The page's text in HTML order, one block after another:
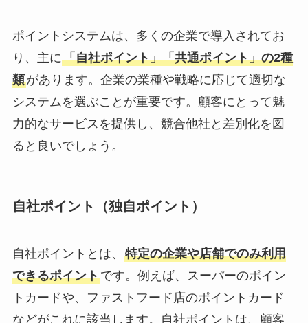
ポイントシステムは、多くの企業で導入されてお
り、主に「自社ポイント」「共通ポイント」の2種
類があります。企業の業種や戦略に応じて適切な
システムを選ぶことが重要です。顧客にとって魅
力的なサービスを提供し、競合他社と差別化を図
ると良いでしょう。
自社ポイント（独自ポイント）
自社ポイントとは、 特定の企業や店舗でのみ利用
できるポイントです。例えば、スーパーのポイン
トカードや、ファストフード店のポイントカード
などがこれに該当します。自社ポイントは、顧客